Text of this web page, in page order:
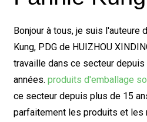
Bonjour à tous, je suis l'auteure
Kung, PDG de HUIZHOU
travaille dans ce secteur
années. produits d'emballage
ce secteur depuis plus de 15
parfaitement les produits et les